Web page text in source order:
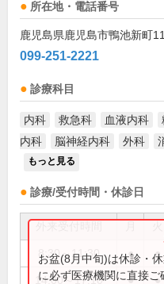
所在地・電話番号
鹿児島県鹿児島市鴨池新町
099-251-2221
診療科目
内科 救急科 血液内科
内科
脳神経内科 外科
もっと見る
診療/受付時間・休診日
8:30～11:30 ● ●
14:00～17:10 ● ●
お盆(8月中旬)は休診・
に必ず医療機関に直接ご